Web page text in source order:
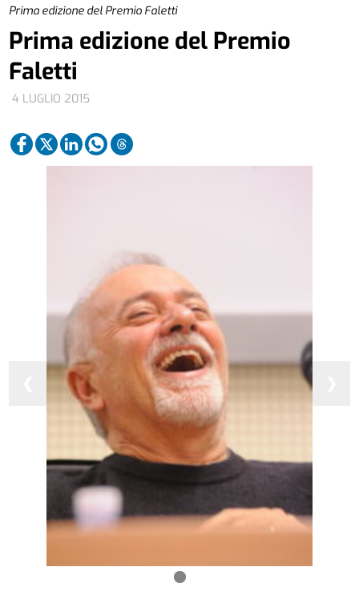
Prima edizione del Premio Faletti
4 LUGLIO 2015
Prima edizione del Premio
Faletti